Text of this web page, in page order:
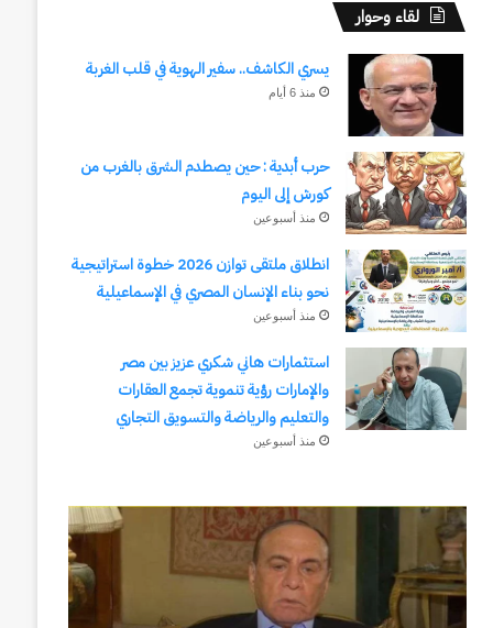
لقاء وحوار
يسري الكاشف.. سفير الهوية في قلب الغربة
منذ 6 أيام
حرب أبدية : حين يصطدم الشرق بالغرب من
كورش إلى اليوم
منذ أسبوعين
انطلاق ملتقى توازن 2026 خطوة استراتيجية
نحو بناء الإنسان المصري في الإسماعيلية
منذ أسبوعين
استثمارات هاني شكري عزيز بين مصر
والإمارات رؤية تنموية تجمع العقارات
والتعليم والرياضة والتسويق التجاري
منذ أسبوعين